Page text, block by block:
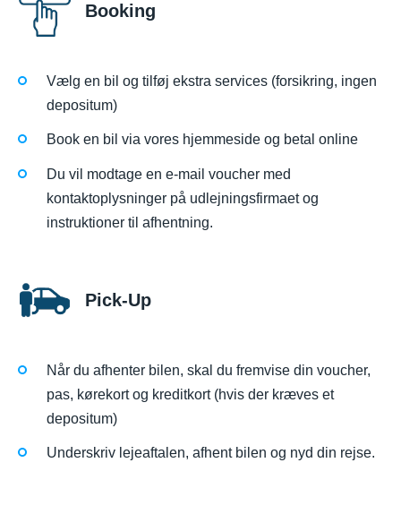
Booking
Vælg en bil og tilføj ekstra services (forsikring, ingen
depositum)
Book en bil via vores hjemmeside og betal online
Du vil modtage en e-mail voucher med
kontaktoplysninger på udlejningsfirmaet og
instruktioner til afhentning.
Pick-Up
Når du afhenter bilen, skal du fremvise din voucher,
pas, kørekort og kreditkort (hvis der kræves et
depositum)
Underskriv lejeaftalen, afhent bilen og nyd din rejse.